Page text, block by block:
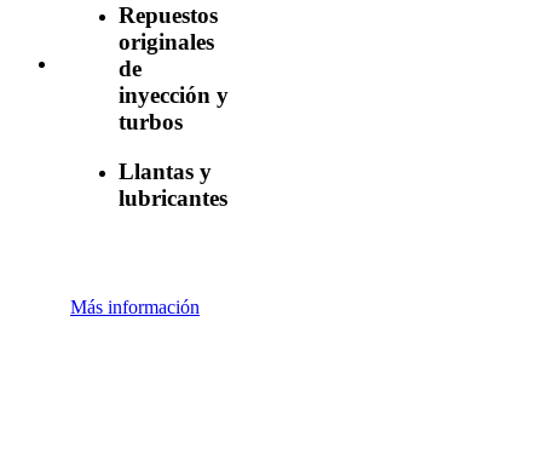
Repuestos
originales
de
inyección y
turbos
Llantas y
lubricantes
Más información